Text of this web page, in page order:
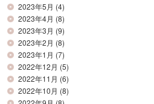
2023年5月 (4)
2023年4月 (8)
2023年3月 (9)
2023年2月 (8)
2023年1月 (7)
2022年12月 (5)
2022年11月 (6)
2022年10月 (8)